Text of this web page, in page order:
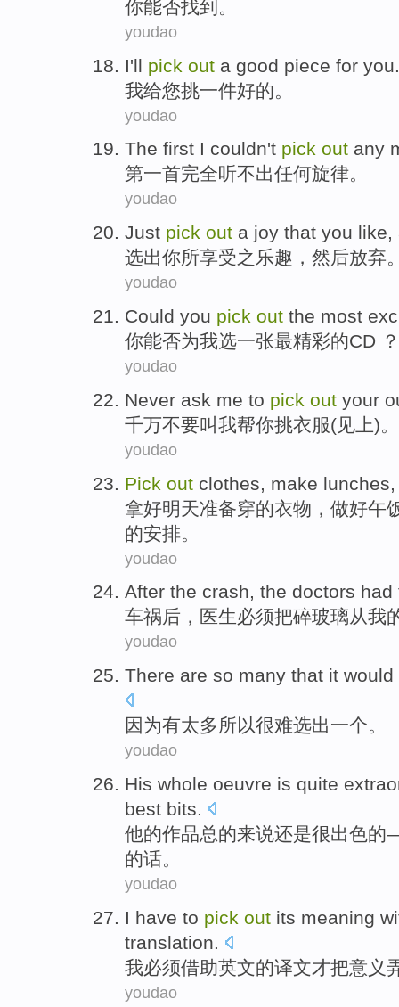
你能否找到。
youdao
I'll pick out a good piece for you
我给您挑一件好的 。
youdao
The first I couldn't pick out any
第一首完全听不出任何旋律。
youdao
Just pick out a joy that you like,
选出你所享受之乐趣 ， 然后放弃
youdao
Could you pick out the most
你能否为我选一张最精彩的CD ？
youdao
Never ask me to pick out your
千万不要叫我帮你挑衣服(见 上)。
youdao
Pick out clothes make lunches
拿好明天准备穿的衣物， 做好午
的安排。
youdao
After the crash, the doctors had
车祸后 ， 医生必须把碎玻璃从我
youdao
There are so many that it
因为有太多所以很难选出一个。
youdao
His whole oeuvre is quite
best bits.
他的作品总的来说还是很出色的
的话。
youdao
I have to pick out its meaning
translation.
我必须借助英文的译文才把意义
youdao